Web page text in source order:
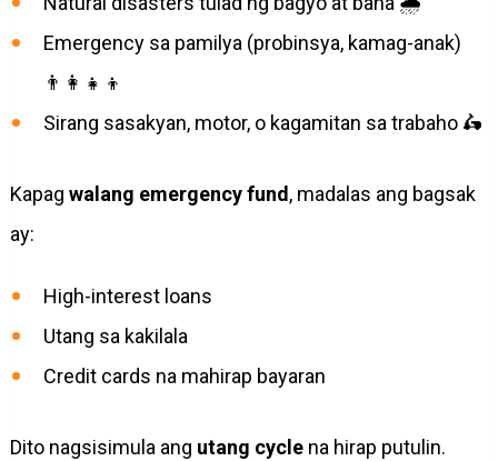
Emergency sa pamilya (probinsya, kamag-anak)
👨‍👩‍👧‍👦
Sirang sasakyan, motor, o kagamitan sa trabaho 🛵
Kapag walang emergency fund , madalas ang bagsak
ay:
High-interest loans
Utang sa kakilala
Credit cards na mahirap bayaran
Dito nagsisimula ang utang cyclena hirap putulin.